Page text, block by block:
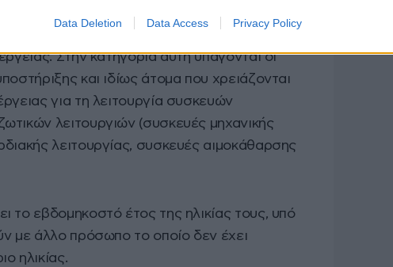
Data Deletion Data Access Privacy Policy
αυτών ή πρόσωπα των οποίων αυτοί έχουν
εξαρτώνται σε μεγάλο βαθμό από τη
Στην κατηγορία αυτή υπάγονται οι
και ιδίως άτομα που χρειάζονται
για τη λειτουργία συσκευών
λειτουργιών (συσκευές μηχανικής
λειτουργίας, συσκευές αιμοκάθαρσης
το εβδομηκοστό έτος της ηλικίας τους, υπό
με άλλο πρόσωπο το οποίο δεν έχει
ηλικίας.